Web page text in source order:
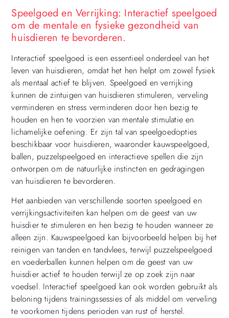
Speelgoed en Verrijking: Interactief speelgoed
om de mentale en fysieke gezondheid van
huisdieren te bevorderen.
Interactief speelgoed is een essentieel onderdeel van het
leven van huisdieren, omdat het hen helpt om zowel fysiek
als mentaal actief te blijven. Speelgoed en verrijking
kunnen de zintuigen van huisdieren stimuleren, verveling
verminderen en stress verminderen door hen bezig te
houden en hen te voorzien van mentale stimulatie en
lichamelijke oefening. Er zijn tal van speelgoedopties
beschikbaar voor huisdieren, waaronder kauwspeelgoed,
ballen, puzzelspeelgoed en interactieve spellen die zijn
ontworpen om de natuurlijke instincten en gedragingen
van huisdieren te bevorderen.
Het aanbieden van verschillende soorten speelgoed en
verrijkingsactiviteiten kan helpen om de geest van uw
huisdier te stimuleren en hen bezig te houden wanneer ze
alleen zijn. Kauwspeelgoed kan bijvoorbeeld helpen bij het
reinigen van tanden en tandvlees, terwijl puzzelspeelgoed
en voederballen kunnen helpen om de geest van uw
huisdier actief te houden terwijl ze op zoek zijn naar
voedsel. Interactief speelgoed kan ook worden gebruikt als
beloning tijdens trainingssessies of als middel om verveling
te voorkomen tijdens perioden van rust of herstel.